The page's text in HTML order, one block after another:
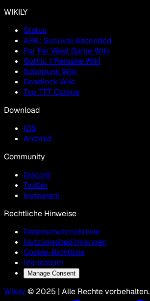
WIKILY
Status
ARK: Survival Ascended
Far Far West Game Wiki
Gothic 1 Remake Wiki
Solarpunk Wiki
Deadlock Wiki
Top TFT Comps
Download
IOS
Android
Community
Discord
Twitter
Instagram
Rechtliche Hinweise
Datenschutzrichtlinie
Nutzungsbedingungen
Cookie-Richtlinie
Impressum
Manage Consent
Wikily © 2025 | Alle Rechte vorbehalten.